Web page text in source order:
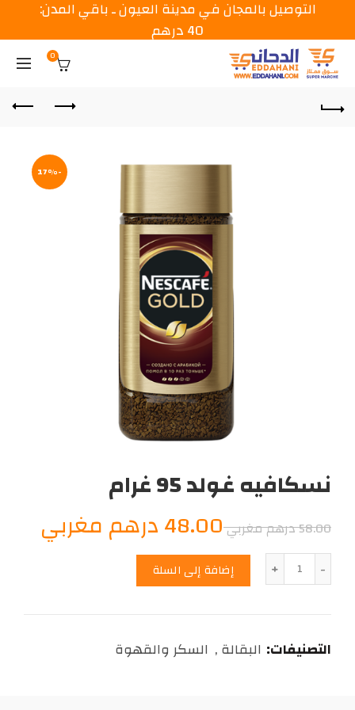
0
-17%
نسكافيه غولد 95 غرام
58.00درهم مغربيالسعر
الأصلي
هو:
درهم
48.00درهم مغربي
الكمية إضافة إلى السلة
التصنيفات: البقالة, السكر والقهوة
التوصيل بالمجان في مدينة العيون ـ باقي المدن:
40 درهم